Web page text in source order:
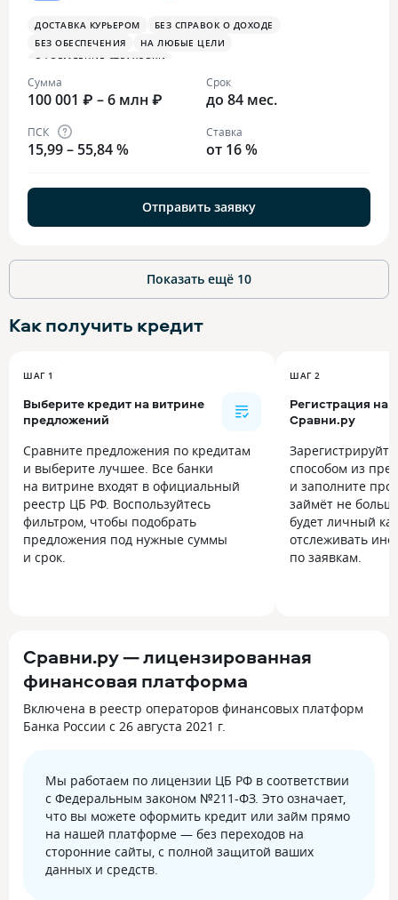
ДОСТАВКА КУРЬЕРОМ
БЕЗ СПРАВОК О ДОХОДЕ
БЕЗ ОБЕСПЕЧЕНИЯ
НА ЛЮБЫЕ ЦЕЛИ
ОФОРМЛЕНИЕ СТРАХОВКИ
Сумма
100 001 ₽ – 6 млн ₽
Срок
до 84 мес.
ПСК
15,99 – 55,84 %
Ставка
от 16 %
Отправить заявку
Показать ещё 10
Как получить кредит
ШАГ 1
Выберите кредит на витрине
предложений
Сравните предложения по кредитам
и выберите лучшее. Все банки
на витрине входят в официальный
реестр ЦБ РФ. Воспользуйтесь
фильтром, чтобы подобрать
предложения под нужные суммы
и срок.
ШАГ 2
Регистрация на
Сравни.ру
способом из
и заполните
займёт не
будет личный
отслеживать
по заявкам.
Сравни.ру — лицензированная
финансовая платформа
Включена в реестр операторов финансовых платформ
Банка России с 26 августа 2021 г.
Мы работаем по лицензии ЦБ РФ в соответствии
с Федеральным законом №211-ФЗ. Это означает,
что вы можете оформить кредит или займ прямо
на нашей платформе — без переходов на
сторонние сайты, с полной защитой ваших
данных и средств.